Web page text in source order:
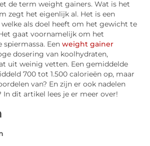
de term weight gainers. Wat is het
zegt het eigenlijk al. Het is een
als doel heeft om het gewicht te
gaat voornamelijk om het
Een weight gainer
dosering van koolhydraten,
uit weinig vetten. Een gemiddelde
700 tot 1.500 calorieën op, maar
van? En zijn er ook nadelen
In dit artikel lees je er meer over!